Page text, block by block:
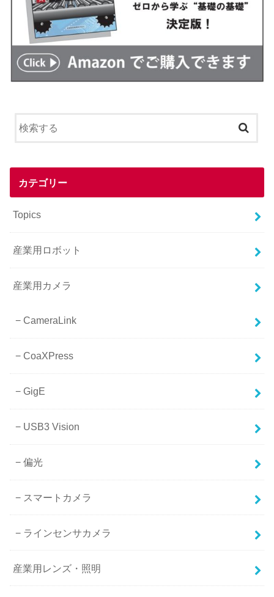
カテゴリー
Topics
産業用ロボット
産業用カメラ
CameraLink
CoaXPress
GigE
USB3 Vision
偏光
スマートカメラ
ラインセンサカメラ
産業用レンズ・照明